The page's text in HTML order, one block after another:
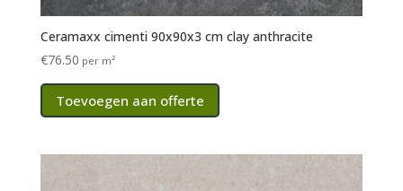
Ceramaxx cimenti 90x90x3 cm clay anthracite
€76.50 per m²
Toevoegen aan offerte